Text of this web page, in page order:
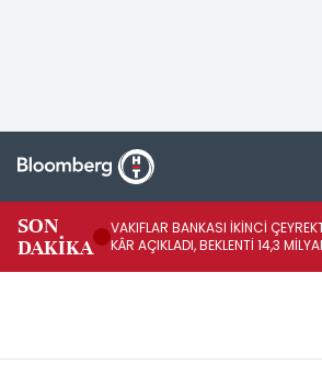
SON
DAKİKA
VAKIFLAR BANKASI İKİNCİ
KÂR AÇIKLADI, BEKLENTİ 14,3